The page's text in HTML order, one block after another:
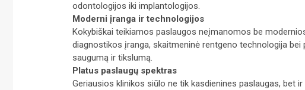
odontologijos iki implantologijos.
Moderni įranga ir technologijos
Kokybiškai teikiamos paslaugos neįmanomos be
diagnostikos įranga, skaitmeninė rentgeno technologija
saugumą ir tikslumą.
Platus paslaugų spektras
Geriausios klinikos siūlo ne tik kasdienines paslaugas, bet